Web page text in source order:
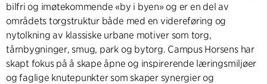
bilfri og imøtekommende «by i byen» og er en del av
områdets torgstruktur både med en videreføring og
nytolkning av klassiske urbane motiver som torg,
tårnbygninger, smug, park og bytorg. Campus Horsens har
skapt fokus på å skape åpne og inspirerende læringsmiljøer
og faglige knutepunkter som skaper synergier og